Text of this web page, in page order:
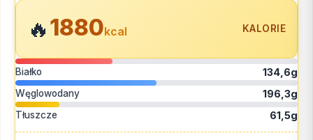
🔥1880kcal KALORIE
Białko 134,6g
Węglowodany 196,3g
Tłuszcze 61,5g